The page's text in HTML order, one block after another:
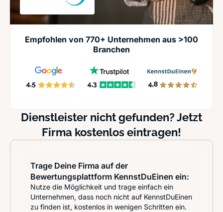
Empfohlen von 770+ Unternehmen aus >100
Branchen
Dienstleister nicht gefunden? Jetzt
Firma kostenlos eintragen!
Trage Deine Firma auf der
Bewertungsplattform KennstDuEinen ein:
Nutze die Möglichkeit und trage einfach ein
Unternehmen, dass noch nicht auf KennstDuEinen
zu finden ist, kostenlos in wenigen Schritten ein.